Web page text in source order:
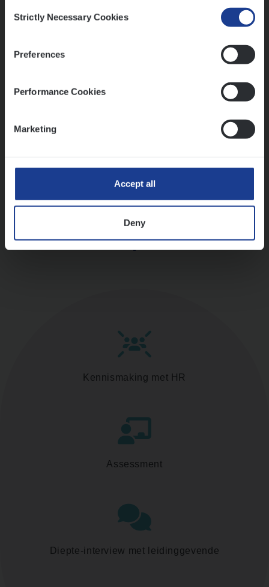
Selection
Strictly Necessary Cookies
Preferences
Performance Cookies
Marketing
Accept all
Deny
Vorige Volgende
Mathias houdt van diepgaande dossiers én droge
Thalia zoekt graag oplossingen, in games én op het
Ons sollicitatieproces
Kennismaking met HR
Assessment
Diepte-interview met leidinggevende